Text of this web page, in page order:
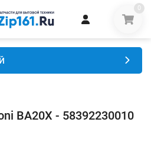
0
BA20X - 58392230010